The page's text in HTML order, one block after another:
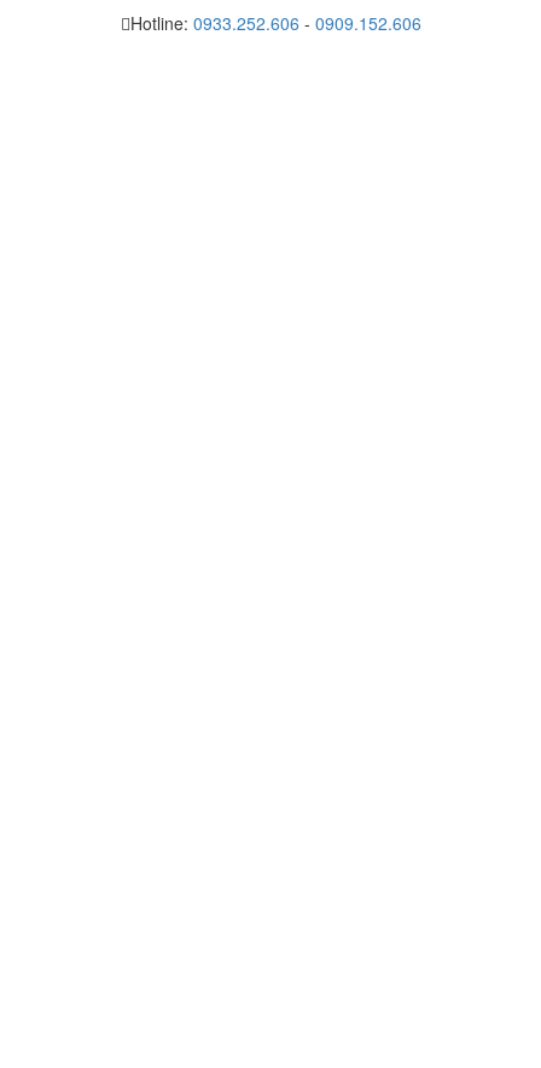
Hotline: 0933.252.606 - 0909.152.606